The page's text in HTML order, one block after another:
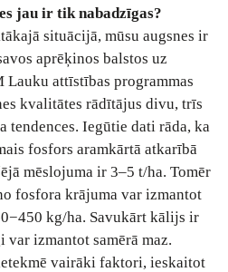
jau ir tik nabadzīgas?
situācijā, mūsu augsnes ir
aprēķinos balstos uz
attīstības programmas
kvalitātes rādītājus divu, trīs
tendences. Iegūtie dati rāda, ka
fosfors aramkārtā atkarībā
mēslojuma ir 3–5 t/ha. Tomēr
fosfora krājuma var izmantot
kg/ha. Savukārt kālijs ir
var izmantot samērā maz.
vairāki faktori, ieskaitot